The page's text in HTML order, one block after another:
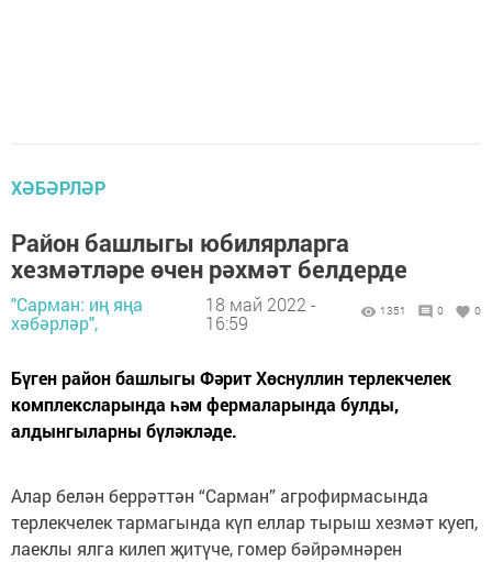
ХӘБӘРЛӘР
Район башлыгы юбилярларга
хезмәтләре өчен рәхмәт белдерде
"Сарман: иң яңа
хәбәрләр",
18 май 2022 -
16:59
1351 0 0
Бүген район башлыгы Фәрит Хөснуллин терлекчелек
комплексларында һәм фермаларында булды,
алдынгыларны бүләкләде.
Алар белән беррәттән “Сарман” агрофирмасында
терлекчелек тармагында күп еллар тырыш хезмәт куеп,
лаеклы ялга килеп җитүче, гомер бәйрәмнәрен